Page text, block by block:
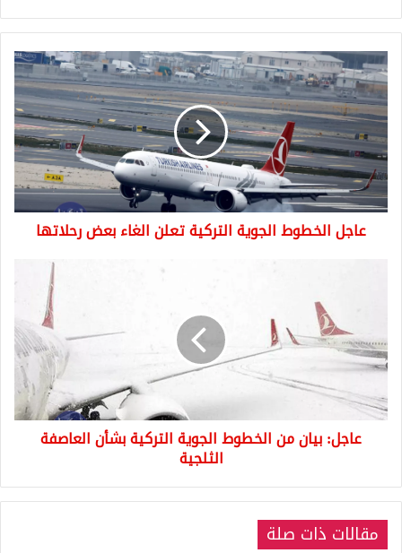
عاجل
الخطوط
الجوية
التركية
تعلن
الغاء
بعض
رحلاتها
عاجل الخطوط الجوية التركية تعلن الغاء بعض رحلاتها
الجوية
التركية
العاصفة
الثلجية
عاجل: بيان من الخطوط الجوية التركية بشأن العاصفة
الثلجية
مقالات ذات صلة